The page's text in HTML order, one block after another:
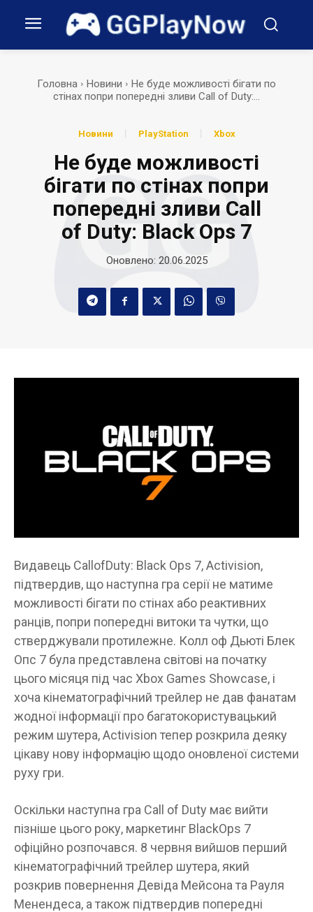
Головна Новини
Не буде можливості бігати по
стінах попри попередні зливи Call of Duty:...
Новини PlayStation Xbox
Не буде можливості
бігати по стінах попри
попередні зливи Call
of Duty: Black Ops 7
Оновлено: 20.06.2025
Видавець CallofDuty: Black Ops 7, Activision,
підтвердив, що наступна гра серії не матиме
можливості бігати по стінах або реактивних
ранців, попри попередні витоки та чутки, що
стверджували протилежне. Колл оф Дьюті Блек
Опс 7 була представлена ​​світові на початку
цього місяця під час Xbox Games Showcase, і
хоча кінематографічний трейлер не дав фанатам
жодної інформації про багатокористувацький
режим шутера, Activision тепер розкрила деяку
цікаву нову інформацію щодо оновленої системи
руху гри.
Оскільки наступна гра Call of Duty має вийти
пізніше цього року, маркетинг BlackOps 7
офіційно розпочався. 8 червня вийшов перший
кінематографічний трейлер шутера, який
розкрив повернення Девіда Мейсона та Рауля
Менендеса, а також підтвердив попередні